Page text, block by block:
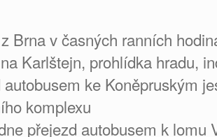
Brna v časných ranních
Karlštejn, prohlídka hradu,
autobusem ke Koněpruským
komplexu
přejezd autobusem k lomu